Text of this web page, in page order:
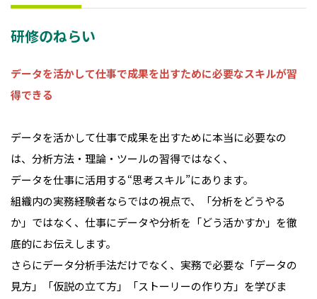
研修のねらい
データを活かして仕事で成果を出すために必要なスキルが習
得できる
データを活かして仕事で成果を出すために本当に必要なの
は、分析方法・理論・ツールの習得ではなく、
データを仕事に活用する“思考スキル”にあります。
組織内の実務経験者ならではの視点で、「分析をどうやる
か」ではなく、仕事にデータや分析を「どう活かすか」を徹
底的にお伝えします。
さらにデータ分析手法だけでなく、実務で必要な「データの
見方」「仮説の立て方」「ストーリーの作り方」を学びま